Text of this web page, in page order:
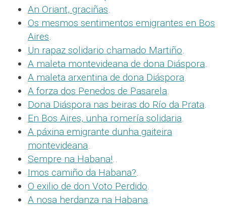
An Oriant, graciñas.
Os mesmos sentimentos emigrantes en Bos
Aires.
Un rapaz solidario chamado Martiño.
A maleta montevideana de dona Diáspora.
A maleta arxentina de dona Diáspora.
A forza dos Penedos de Pasarela.
Dona Diáspora nas beiras do Río da Prata.
En Bos Aires, unha romería solidaria.
A páxina emigrante dunha gaiteira
montevideana.
Sempre na Habana!..
Imos camiño da Habana?.
O exilio de don Voto Perdido.
A nosa herdanza na Habana.